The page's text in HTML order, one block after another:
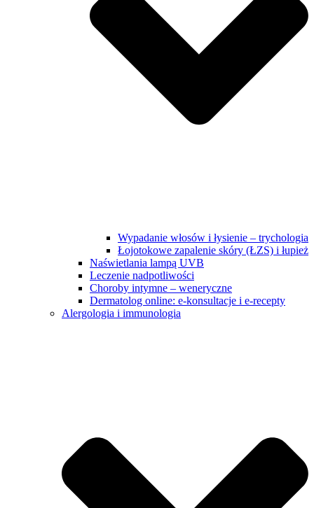
Wypadanie włosów i łysienie – trychologia
Łojotokowe zapalenie skóry (ŁZS) i łupież
Naświetlania lampą UVB
Leczenie nadpotliwości
Choroby intymne – weneryczne
Dermatolog online: e-konsultacje i e-recepty
Alergologia i immunologia